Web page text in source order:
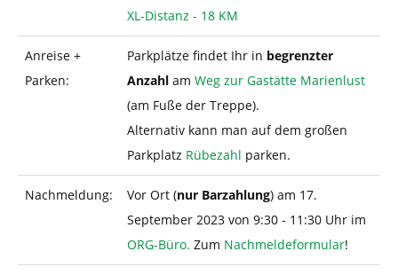
XL-Distanz - 18 KM
Anreise +
Parken:
Parkplätze findet Ihr in begrenzter
Anzahl am Weg zur Gastätte Marienlust
(am Fuße der Treppe).
Alternativ kann man auf dem großen
Parkplatz Rübezahl parken.
Nachmeldung: Vor Ort (nur Barzahlung) am 17.
September 2023 von 9:30 - 11:30 Uhr im
ORG-Büro. Zum Nachmeldeformular!